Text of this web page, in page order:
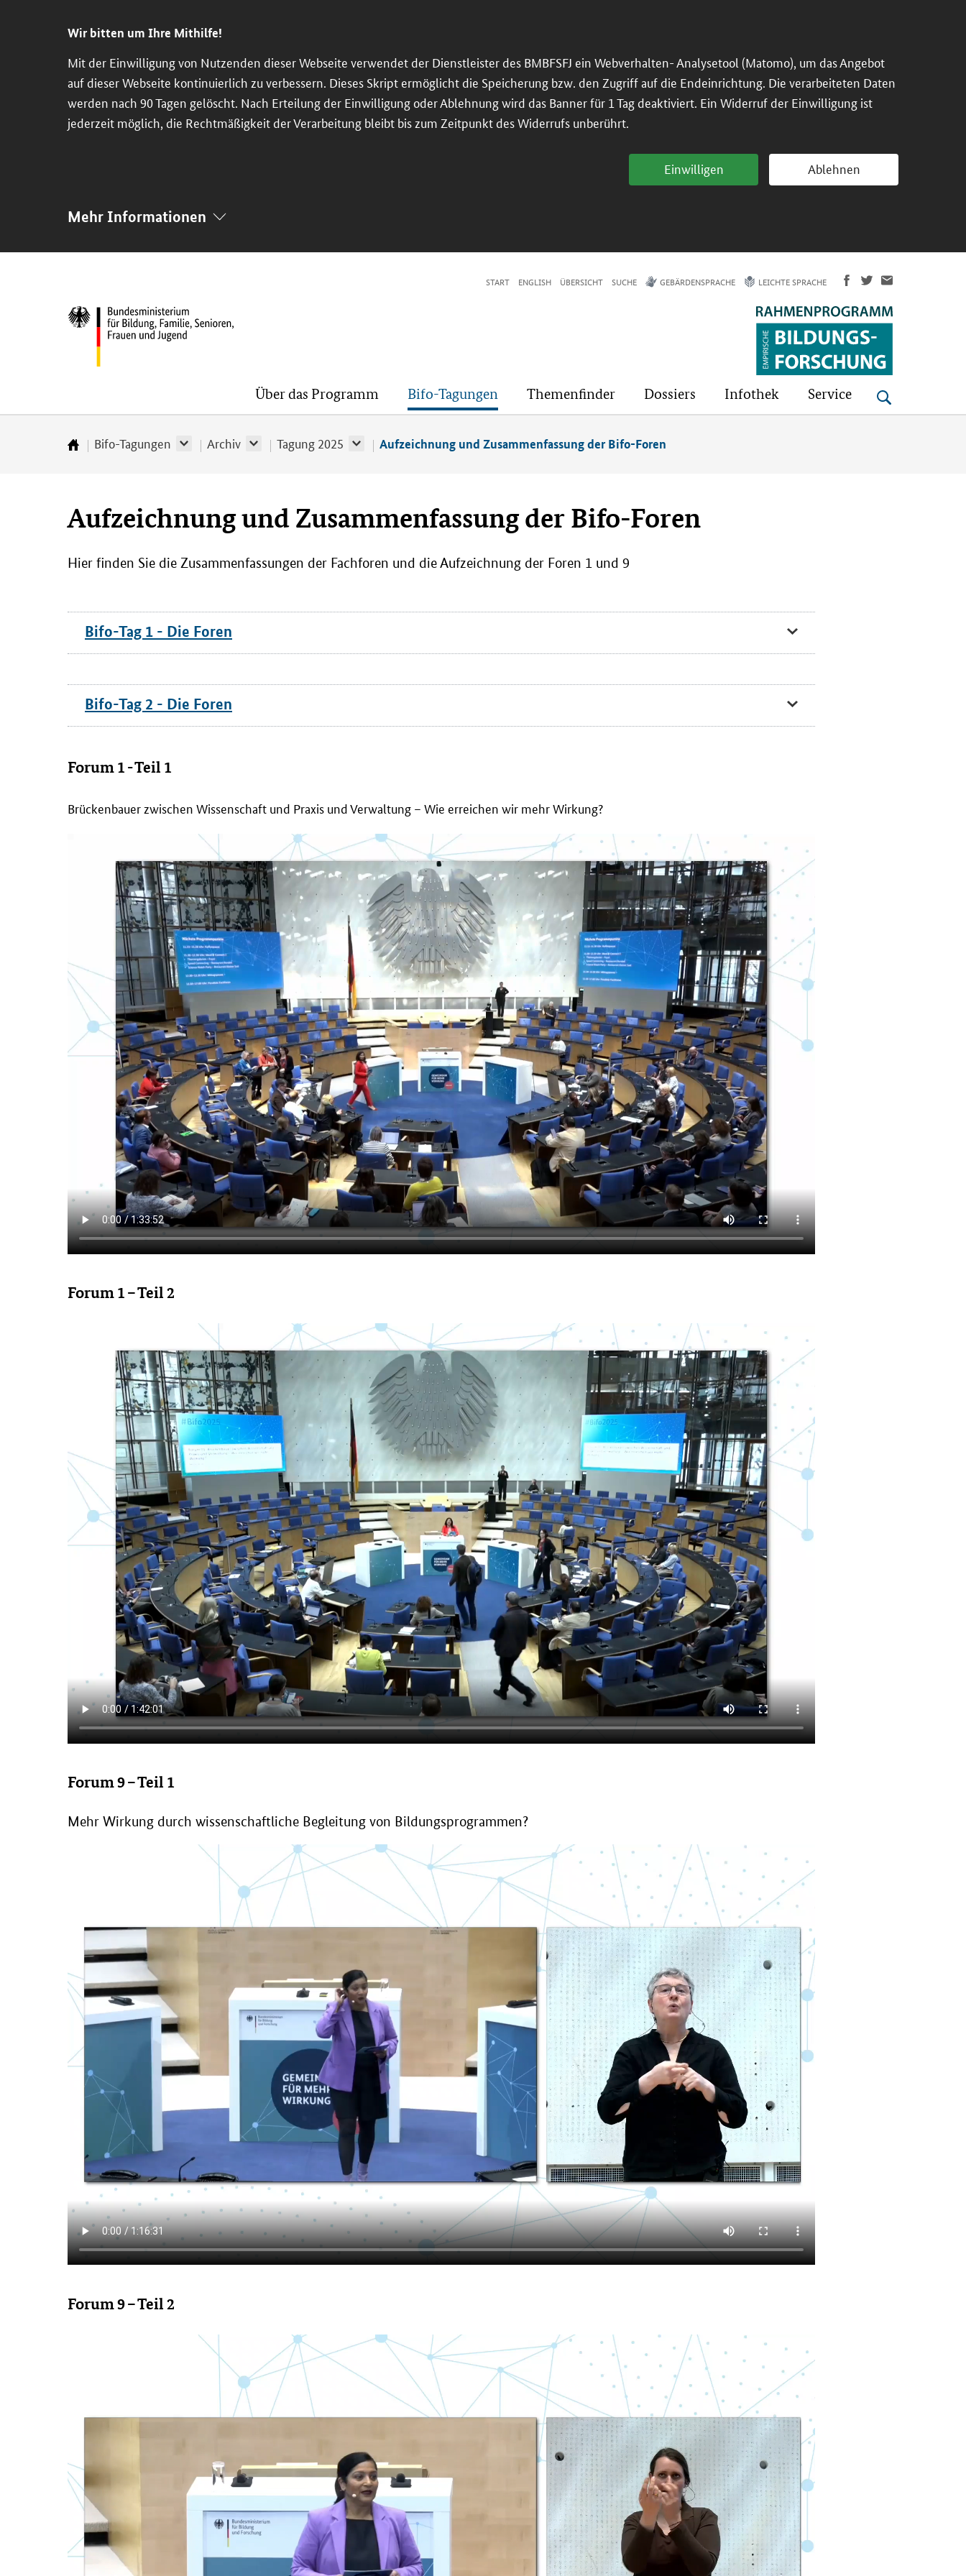
Wir bitten um Ihre Mithilfe!
Mit der Einwilligung von Nutzenden dieser Webseite verwendet der Dienstleister des BMBFSFJ ein Webverhalten- Analysetool (Matomo), um das Angebot
auf dieser Webseite kontinuierlich zu verbessern. Dieses Skript ermöglicht die Speicherung bzw. den Zugriff auf die Endeinrichtung. Die verarbeiteten Daten
werden nach 90 Tagen gelöscht. Nach Erteilung der Einwilligung oder Ablehnung wird das Banner für 1 Tag deaktiviert. Ein Widerruf der Einwilligung ist
jederzeit möglich, die Rechtmäßigkeit der Verarbeitung bleibt bis zum Zeitpunkt des Widerrufs unberührt.
Einwilligen Ablehnen
Mehr Informationen
(Eingabetaste)
(Eingabetaste)
(Eingabetaste)
Bildung,
Familie,
Senioren,
Jugend
Empirische
Bildungsforschung
Über das Programm Bifo-Tagungen Themenfinder Dossiers Infothek Service
START ENGLISH ÜBERSICHT SUCHE GEBÄRDENSPRACHE LEICHTE SPRACHE
StartseiteBifo-Tagungen Archiv Tagung 2025 Aufzeichnung und Zusammenfassung der Bifo-Foren
Aufzeichnung und Zusammenfassung der Bifo-Foren
Hier finden Sie die Zusammenfassungen der Fachforen und die Aufzeichnung der Foren 1 und 9
Bifo-Tag 1 - Die Foren
Bifo-Tag 2 - Die Foren
Forum 1 - Teil 1
Brückenbauer zwischen Wissenschaft und Praxis und Verwaltung – Wie erreichen wir mehr Wirkung?
Forum 1 – Teil 2
Forum 9 – Teil 1
Mehr Wirkung durch wissenschaftliche Begleitung von Bildungsprogrammen?
Forum 9 – Teil 2